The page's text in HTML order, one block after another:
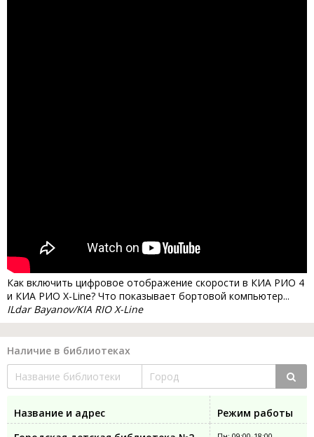
Как включить цифровое отображение скорости в КИА РИО 4
и КИА РИО X-Line? Что показывает бортовой компьютер...
ILdar Bayanov/KIA RIO X-Line
Наличие в библиотеках
Название и адрес
Режим работы